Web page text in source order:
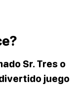
Sr. Tres o
juego